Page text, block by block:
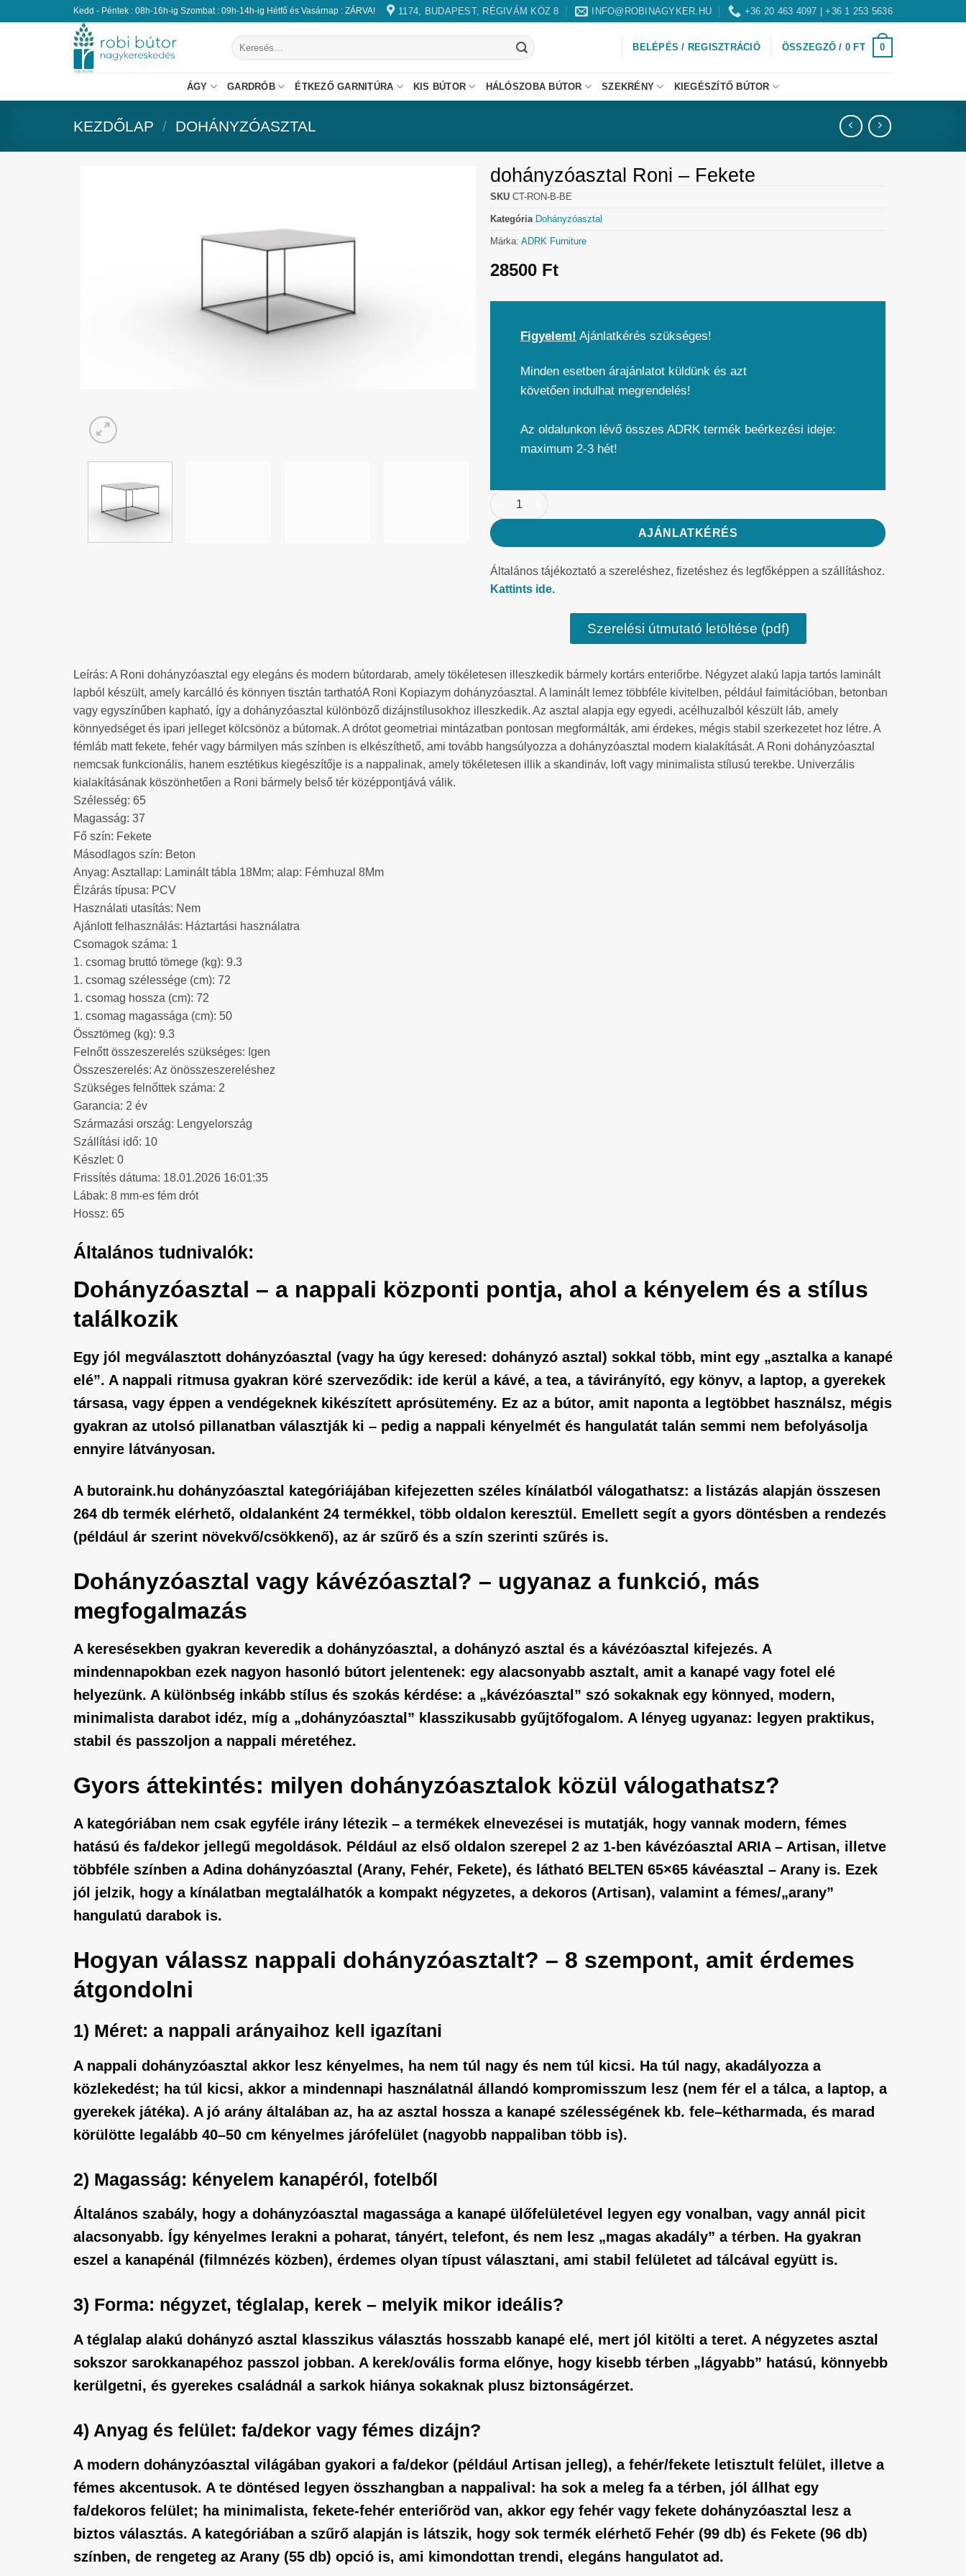
Kedd - Péntek : 08h-16h-ig Szombat : 09h-14h-ig Hétfő és Vasárnap : ZÁRVA! 1174, BUDAPEST, RÉGIVÁM KÖZ 8 INFO@ROBINAGYKER.HU +36 20 463 4097 | +36 1 253 5636
BELÉPÉS / REGISZTRÁCIÓ ÖSSZEGZŐ / 0 FT 0
ÁGY GARDRÓB ÉTKEZŐ GARNITÚRA KIS BÚTOR HÁLÓSZOBA BÚTOR SZEKRÉNY KIEGÉSZÍTŐ BÚTOR
KEZDŐLAP / DOHÁNYZÓASZTAL
dohányzóasztal Roni – Fekete
SKU CT-RON-B-BE
Kategória Dohányzóasztal
Márka: ADRK Furniture
28500 Ft
Figyelem! Ajánlatkérés szükséges!
Minden esetben árajánlatot küldünk és azt
követően indulhat megrendelés!
Az oldalunkon lévő összes ADRK termék beérkezési ideje:
maximum 2-3 hét!
AJÁNLATKÉRÉS
Általános tájékoztató a szereléshez, fizetéshez és legfőképpen a szállításhoz.
Kattints ide.
Szerelési útmutató letöltése (pdf)
Leírás: A Roni dohányzóasztal egy elegáns és modern bútordarab, amely tökéletesen illeszkedik bármely kortárs enteriőrbe. Négyzet alakú lapja tartós laminált
lapból készült, amely karcálló és könnyen tisztán tarthatóA Roni Kopiazym dohányzóasztal. A laminált lemez többféle kivitelben, például faimitációban, betonban
vagy egyszínűben kapható, így a dohányzóasztal különböző dizájnstílusokhoz illeszkedik. Az asztal alapja egy egyedi, acélhuzalból készült láb, amely
könnyedséget és ipari jelleget kölcsönöz a bútornak. A drótot geometriai mintázatban pontosan megformálták, ami érdekes, mégis stabil szerkezetet hoz létre. A
fémláb matt fekete, fehér vagy bármilyen más színben is elkészíthető, ami tovább hangsúlyozza a dohányzóasztal modern kialakítását. A Roni dohányzóasztal
nemcsak funkcionális, hanem esztétikus kiegészítője is a nappalinak, amely tökéletesen illik a skandináv, loft vagy minimalista stílusú terekbe. Univerzális
kialakításának köszönhetően a Roni bármely belső tér középpontjává válik.
Szélesség: 65
Magasság: 37
Fő szín: Fekete
Másodlagos szín: Beton
Anyag: Asztallap: Laminált tábla 18Mm; alap: Fémhuzal 8Mm
Élzárás típusa: PCV
Használati utasítás: Nem
Ajánlott felhasználás: Háztartási használatra
Csomagok száma: 1
1. csomag bruttó tömege (kg): 9.3
1. csomag szélessége (cm): 72
1. csomag hossza (cm): 72
1. csomag magassága (cm): 50
Össztömeg (kg): 9.3
Felnőtt összeszerelés szükséges: Igen
Összeszerelés: Az önösszeszereléshez
Szükséges felnőttek száma: 2
Garancia: 2 év
Származási ország: Lengyelország
Szállítási idő: 10
Készlet: 0
Frissítés dátuma: 18.01.2026 16:01:35
Lábak: 8 mm-es fém drót
Hossz: 65
Általános tudnivalók:
Dohányzóasztal – a nappali központi pontja, ahol a kényelem és a stílus
találkozik
Egy jól megválasztott dohányzóasztal (vagy ha úgy keresed: dohányzó asztal ) sokkal több, mint egy „asztalka a kanapé
elé”. A nappali ritmusa gyakran köré szerveződik: ide kerül a kávé, a tea, a távirányító, egy könyv, a laptop, a gyerekek
társasa, vagy éppen a vendégeknek kikészített aprósütemény. Ez az a bútor, amit naponta a legtöbbet használsz, mégis
gyakran az utolsó pillanatban választják ki – pedig a nappali kényelmét és hangulatát talán semmi nem befolyásolja
ennyire látványosan.
A butoraink.hu dohányzóasztal kategóriájában kifejezetten széles kínálatból válogathatsz: a listázás alapján összesen
264 db termék elérhető, oldalanként 24 termékkel, több oldalon keresztül. Emellett segít a gyors döntésben a rendezés
(például ár szerint növekvő/csökkenő), az ár szűrő és a szín szerinti szűrés is.
Dohányzóasztal vagy kávézóasztal? – ugyanaz a funkció, más
megfogalmazás
A keresésekben gyakran keveredik a dohányzóasztal , a dohányzó asztal és a kávézóasztal
kifejezés. A
mindennapokban ezek nagyon hasonló bútort jelentenek: egy alacsonyabb asztalt, amit a kanapé vagy fotel elé
helyezünk. A különbség inkább stílus és szokás kérdése: a „kávézóasztal” szó sokaknak egy könnyed, modern,
minimalista darabot idéz, míg a „dohányzóasztal” klasszikusabb gyűjtőfogalom. A lényeg ugyanaz: legyen praktikus,
stabil és passzoljon a nappali méretéhez.
Gyors áttekintés: milyen dohányzóasztalok közül válogathatsz?
A kategóriában nem csak egyféle irány létezik – a termékek elnevezései is mutatják, hogy vannak modern, fémes
hatású és fa/dekor jellegű megoldások. Például az első oldalon szerepel 2 az 1-ben kávézóasztal ARIA – Artisan, illetve
többféle színben a Adina dohányzóasztal (Arany, Fehér, Fekete), és látható BELTEN 65×65 kávéasztal – Arany is. Ezek
jól jelzik, hogy a kínálatban megtalálhatók a kompakt négyzetes, a dekoros (Artisan), valamint a fémes/„arany”
hangulatú darabok is.
Hogyan válassz nappali dohányzóasztalt? – 8 szempont, amit érdemes
átgondolni
1) Méret: a nappali arányaihoz kell igazítani
A nappali dohányzóasztal akkor lesz kényelmes, ha nem túl nagy és nem túl kicsi. Ha túl nagy, akadályozza a
közlekedést; ha túl kicsi, akkor a mindennapi használatnál állandó kompromisszum lesz (nem fér el a tálca, a laptop, a
gyerekek játéka). A jó arány általában az, ha az asztal hossza a kanapé szélességének kb. fele–kétharmada, és marad
körülötte legalább 40–50 cm kényelmes járófelület (nagyobb nappaliban több is).
2) Magasság: kényelem kanapéról, fotelből
Általános szabály, hogy a dohányzóasztal magassága a kanapé ülőfelületével legyen egy vonalban, vagy annál picit
alacsonyabb. Így kényelmes lerakni a poharat, tányért, telefont, és nem lesz „magas akadály” a térben. Ha gyakran
eszel a kanapénál (filmnézés közben), érdemes olyan típust választani, ami stabil felületet ad tálcával együtt is.
3) Forma: négyzet, téglalap, kerek – melyik mikor ideális?
A téglalap alakú dohányzó asztal
klasszikus választás hosszabb kanapé elé, mert jól kitölti a teret. A négyzetes asztal
sokszor sarokkanapéhoz passzol jobban. A kerek/ovális forma előnye, hogy kisebb térben „lágyabb” hatású, könnyebb
kerülgetni, és gyerekes családnál a sarkok hiánya sokaknak plusz biztonságérzet.
4) Anyag és felület: fa/dekor vagy fémes dizájn?
A modern dohányzóasztal világában gyakori a fa/dekor (például Artisan jelleg), a fehér/fekete letisztult felület, illetve a
fémes akcentusok. A te döntésed legyen összhangban a nappalival: ha sok a meleg fa a térben, jól állhat egy
fa/dekoros felület; ha minimalista, fekete-fehér enteriőröd van, akkor egy fehér vagy fekete dohányzóasztal lesz a
biztos választás. A kategóriában a szűrő alapján is látszik, hogy sok termék elérhető Fehér (99 db) és Fekete (96 db)
színben, de rengeteg az Arany (55 db) opció is, ami kimondottan trendi, elegáns hangulatot ad.